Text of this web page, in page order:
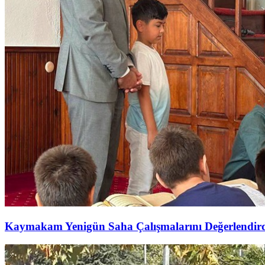
Kaymakam Yenigün Saha Çalışmalarını